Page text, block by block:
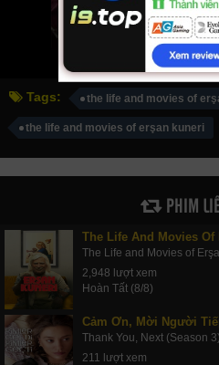
Tags: the life and movies of
the life and movies of erşan kuneri
PHIM
The Life And Movies Of
The Life and Movies of
2,948 lượt xem
Hoàn Tất (8/8)
Cảm Ơn, Mời Người
Thank You, Next (Season
211 lượt xem